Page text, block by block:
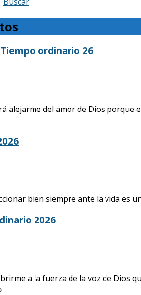
ordinario 26
alejarme del amor de Dios porque
bien siempre ante la vida es
2026
a la fuerza de la voz de Dios